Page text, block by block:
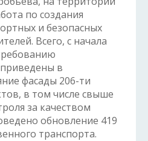
по создания
и безопасных
Всего, с начала
в
фасады 206-ти
в том числе свыше
за качеством
обновление 419
транспорта.